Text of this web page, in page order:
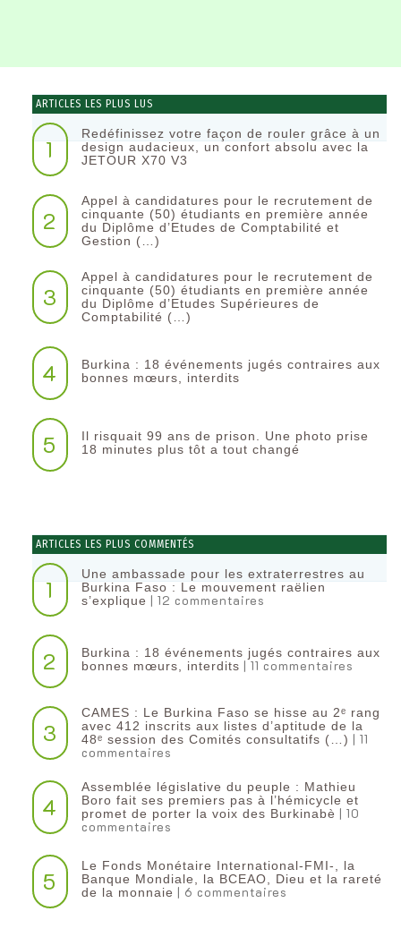
ARTICLES LES PLUS LUS
1
Redéfinissez votre façon de rouler grâce à un
design audacieux, un confort absolu avec la
JETOUR X70 V3
2
Appel à candidatures pour le recrutement de
cinquante (50) étudiants en première année
du Diplôme d’Etudes de Comptabilité et
Gestion (…)
3
Appel à candidatures pour le recrutement de
cinquante (50) étudiants en première année
du Diplôme d’Etudes Supérieures de
Comptabilité (…)
4
Burkina : 18 événements jugés contraires aux
bonnes mœurs, interdits
5
Il risquait 99 ans de prison. Une photo prise
18 minutes plus tôt a tout changé
ARTICLES LES PLUS COMMENTÉS
1
Une ambassade pour les extraterrestres au
Burkina Faso : Le mouvement raëlien
s’explique | 12 commentaires
2
Burkina : 18 événements jugés contraires aux
bonnes mœurs, interdits | 11 commentaires
3
CAMES : Le Burkina Faso se hisse au 2ᵉ rang
avec 412 inscrits aux listes d’aptitude de la
48ᵉ session des Comités consultatifs (…) | 11
commentaires
4
Assemblée législative du peuple : Mathieu
Boro fait ses premiers pas à l’hémicycle et
promet de porter la voix des Burkinabè | 10
commentaires
5
Le Fonds Monétaire International-FMI-, la
Banque Mondiale, la BCEAO, Dieu et la rareté
de la monnaie | 6 commentaires